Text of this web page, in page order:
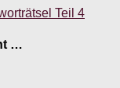
Teil 4
…